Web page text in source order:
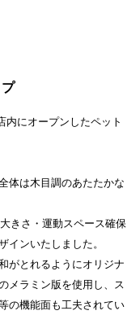
内にオープンしたペット
体は木目調のあたたかな
きさ・運動スペース確保
インいたしました。
がとれるようにオリジナ
メラミン版を使用し、ス
の機能面も工夫されてい